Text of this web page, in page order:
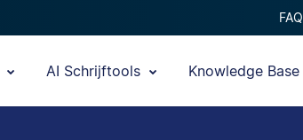
FAQ
AI Schrijftools Knowledge Base